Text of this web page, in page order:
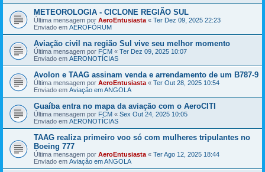
METEOROLOGIA - CICLONE REGIÃO SUL
Última mensagem por AeroEntusiasta « Ter Dez 09, 2025 22:23
Enviado em AEROFÓRUM
Aviação civil na região Sul vive seu melhor momento
Última mensagem por FCM « Ter Dez 09, 2025 10:07
Enviado em AERONOTÍCIAS
Avolon e TAAG assinam venda e arrendamento de um B787-9
Última mensagem por AeroEntusiasta « Ter Out 28, 2025 10:54
Enviado em Aviação em ANGOLA
Guaíba entra no mapa da aviação com o AeroCITI
Última mensagem por FCM « Sex Out 24, 2025 10:05
Enviado em AERONOTÍCIAS
TAAG realiza primeiro voo só com mulheres tripulantes no
Boeing 777
Última mensagem por AeroEntusiasta « Ter Ago 12, 2025 18:44
Enviado em Aviação em ANGOLA